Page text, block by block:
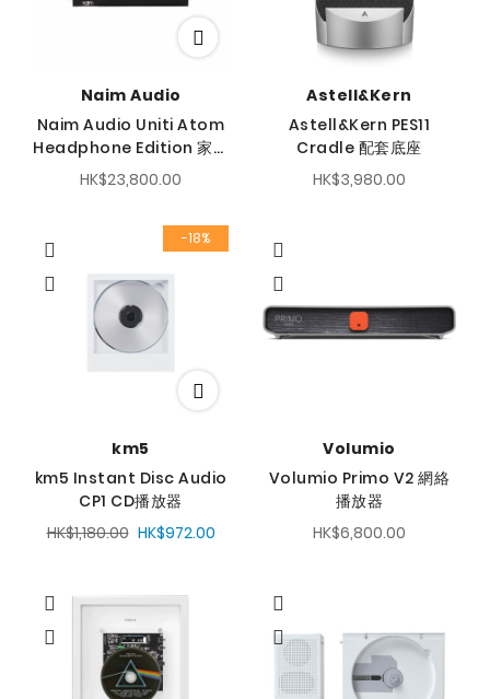
Naim Audio
Naim Audio Uniti Atom
Headphone Edition 家用
串流解碼耳擴
HK$23,800.00
Astell&Kern
Astell&Kern PES11
Cradle 配套底座
HK$3,980.00
-18%
km5
km5 Instant Disc Audio
CP1 CD播放器
HK$972.00
HK$1,180.00
Volumio
Volumio Primo V2 網絡
播放器
HK$6,800.00